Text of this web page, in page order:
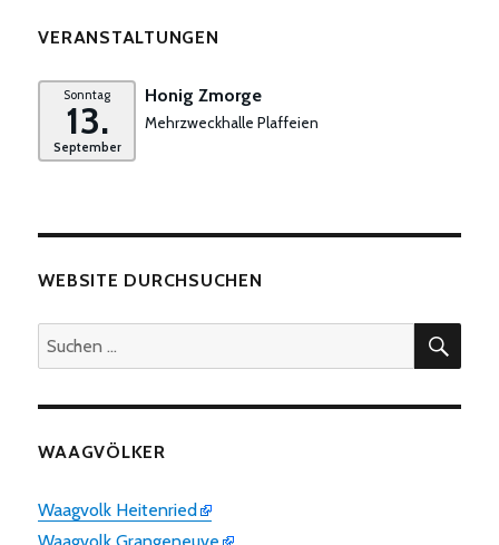
VERANSTALTUNGEN
Sonntag
13.
September
Honig Zmorge
Mehrzweckhalle Plaffeien
WEBSITE DURCHSUCHEN
Suchen
nach:
WAAGVÖLKER
Waagvolk Heitenried